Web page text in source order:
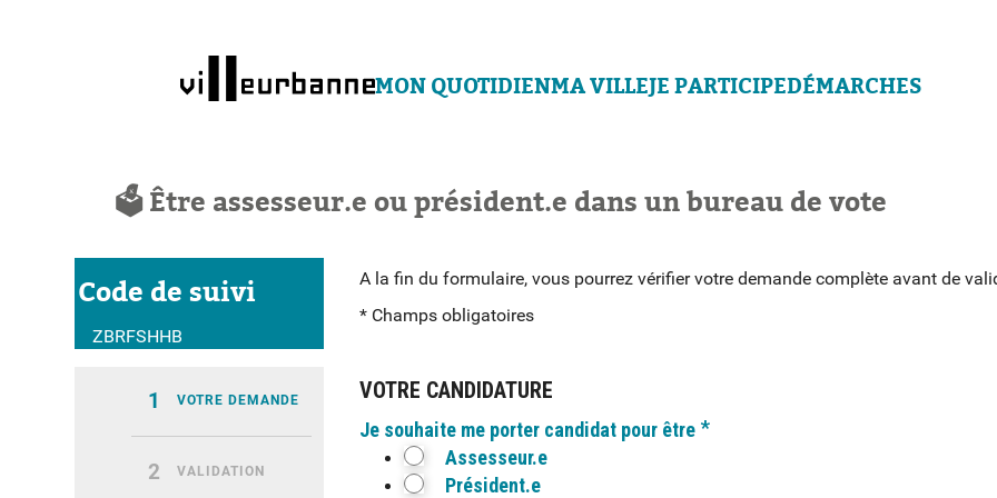
MON QUOTIDIENMA VILLEJE PARTICIPEDÉMARCHES
🗳 Être assesseur.e ou président.e dans un bureau de vote
Code de suivi
ZBRFSHHB
1 VOTRE DEMANDE(ÉTAPE COURANTE)
2 VALIDATION
A la fin du formulaire, vous pourrez vérifier votre demande complète avant de
* Champs obligatoires
VOTRE CANDIDATURE
Je souhaite me porter candidat pour être *
Assesseur.e
Président.e